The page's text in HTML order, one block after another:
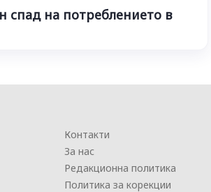
спад на потреблението в
Контакти
За нас
Редакционна политика
Политика за корекции